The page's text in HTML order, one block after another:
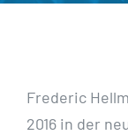
Frederic
2016 in der